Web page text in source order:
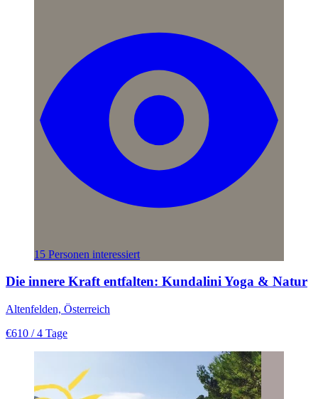
15 Personen interessiert
Die innere Kraft entfalten: Kundalini Yoga & Natur
Altenfelden, Österreich
€610 / 4 Tage